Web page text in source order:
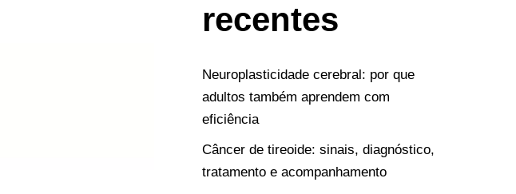
recentes
Neuroplasticidade cerebral: por que
adultos também aprendem com
eficiência
Câncer de tireoide: sinais, diagnóstico,
tratamento e acompanhamento